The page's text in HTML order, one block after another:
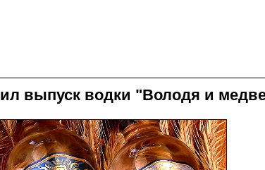
выпуск водки "Володя и